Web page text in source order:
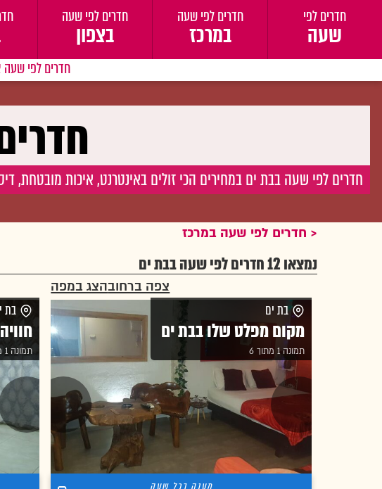
חדרים לפי
שעה
חדרים לפי שעה
במרכז
חדרים לפי שעה
בצפון
חדרים לפי
חדרים לפי שעה בבת ים במחירים הכי זולים באינטרנט, איכות מובטחת,
חדרים לפי שעה במרכז
נמצאו 12 חדרים לפי שעה בבת ים
צפה ברחובהצג במפה
בת ים
מקום מפלט שלו בבת ים
תמונה 1 מתוך 6
בת
תמונה 1 מתוך 4